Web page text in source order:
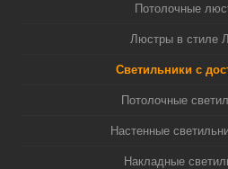
Потолочные
Люстры в стиле
Светильники с
Потолочные
Настенные
Накладные